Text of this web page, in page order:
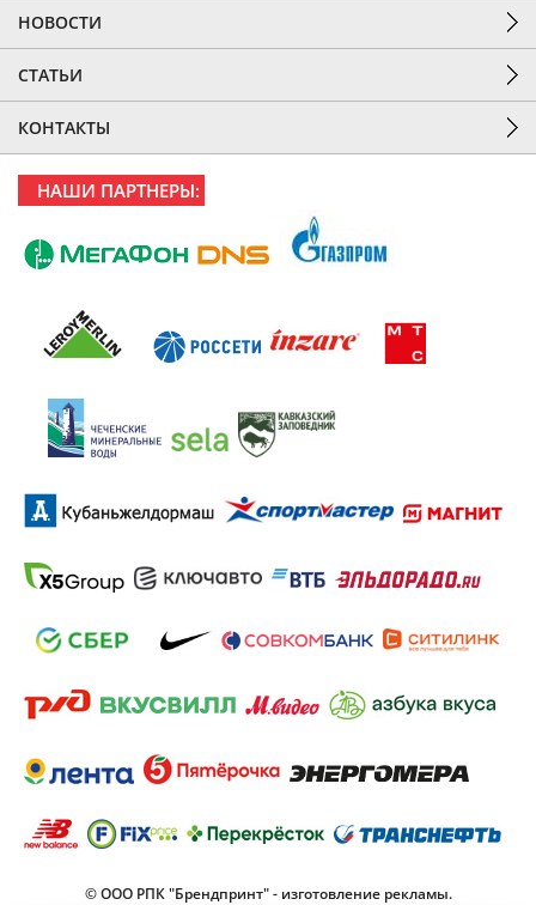
НОВОСТИ
СТАТЬИ
КОНТАКТЫ
НАШИ ПАРТНЕРЫ:
© ООО РПК "Брендпринт" - изготовление рекламы.